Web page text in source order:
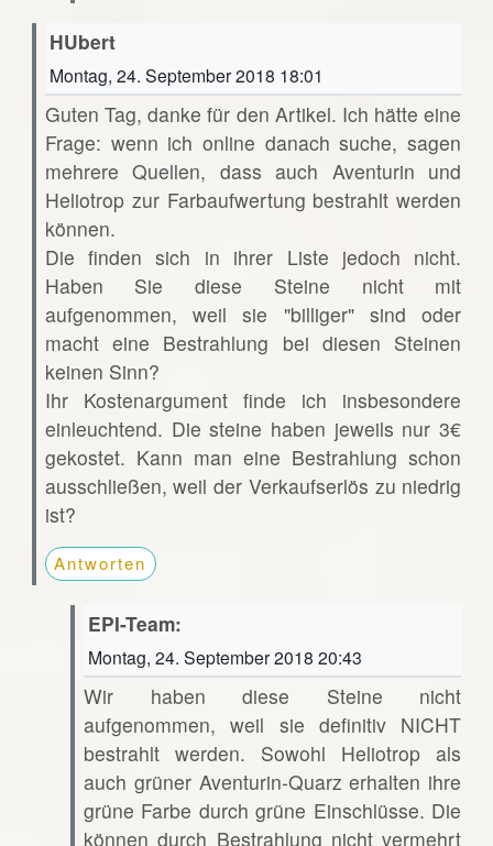
HUbert
Montag, 24. September 2018 18:01
Guten Tag, danke für den Artikel. Ich hätte eine
Frage: wenn ich online danach suche, sagen
mehrere Quellen, dass auch Aventurin und
Heliotrop zur Farbaufwertung bestrahlt werden
können.
Die finden sich in ihrer Liste jedoch nicht.
Haben Sie diese Steine nicht mit
aufgenommen, weil sie "billiger" sind oder
macht eine Bestrahlung bei diesen Steinen
keinen Sinn?
Ihr Kostenargument finde ich insbesondere
einleuchtend. Die steine haben jeweils nur 3€
gekostet. Kann man eine Bestrahlung schon
ausschließen, weil der Verkaufserlös zu niedrig
ist?
Antworten
EPI-Team:
Montag, 24. September 2018 20:43
Wir haben diese Steine nicht
aufgenommen, weil sie definitiv NICHT
bestrahlt werden. Sowohl Heliotrop als
auch grüner Aventurin-Quarz erhalten ihre
grüne Farbe durch grüne Einschlüsse. Die
können durch Bestrahlung nicht vermehrt